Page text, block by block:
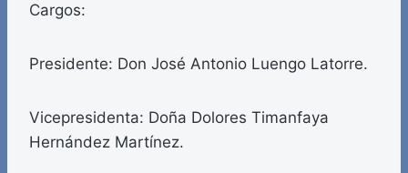
Cargos:
Presidente: Don José Antonio Luengo Latorre.
Vicepresidenta: Doña Dolores Timanfaya
Hernández Martínez.